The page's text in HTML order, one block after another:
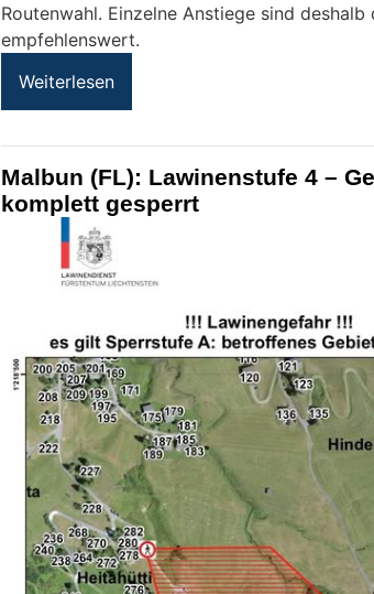
Routenwahl. Einzelne Anstiege sind
empfehlenswert.
Weiterlesen
Malbun (FL): Lawinenstufe 4 –
komplett gesperrt